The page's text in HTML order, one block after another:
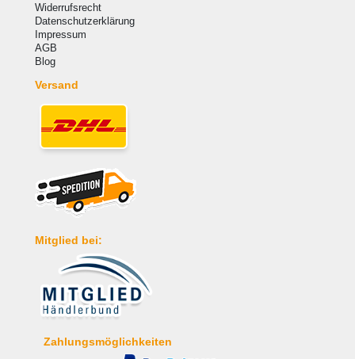
Widerrufsrecht
Datenschutzerklärung
Impressum
AGB
Blog
Versand
Mitglied bei:
Zahlungsmöglichkeiten